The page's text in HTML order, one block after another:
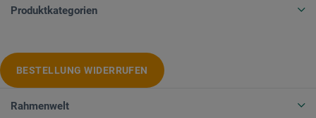
Produktkategorien
BESTELLUNG WIDERRUFEN
Rahmenwelt